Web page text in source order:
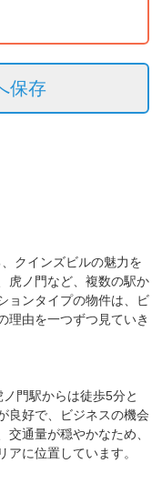
保存
クインズビルの魅力を
虎ノ門など、複数の駅か
ョンタイプの物件は、ビ
理由を一つずつ見ていき
門駅からは徒歩5分と
良好で、ビジネスの機会
通量が穏やかなため、
に位置しています。